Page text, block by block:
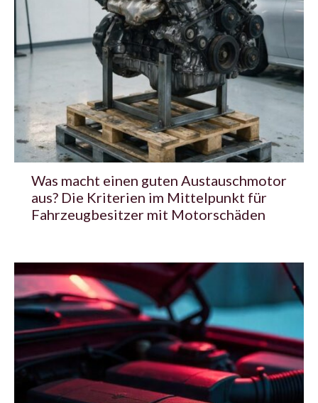
Was macht einen guten Austauschmotor
aus? Die Kriterien im Mittelpunkt für
Fahrzeugbesitzer mit Motorschäden